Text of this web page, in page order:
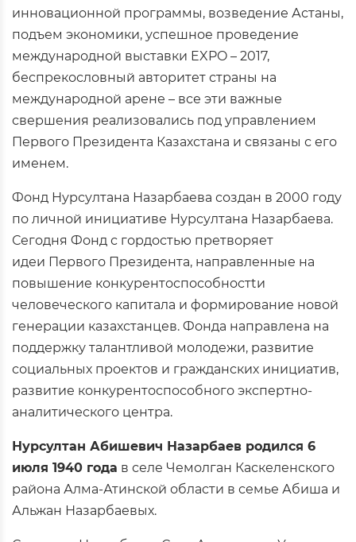
инновационной программы, возведение Астаны,
подъем экономики, успешное проведение
международной выставки EXPO – 2017,
беспрекословный авторитет страны на
международной арене – все эти важные
свершения реализовались под управлением
Первого Президента Казахстана и связаны с его
именем.
Фонд Нурсултана Назарбаева создан в 2000 году
по личной инициативе Нурсултана Назарбаева.
Сегодня Фонд с гордостью претворяет
идеи Первого Президента, направленные на
повышение конкурентоспособностtи
человеческого капитала и формирование новой
генерации казахстанцев. Фонда направлена на
поддержку талантливой молодежи, развитие
социальных проектов и гражданских инициатив,
развитие конкурентоспособного экспертно-
аналитического центра.
Нурсултан Абишевич Назарбаев родился 6
июля 1940 года в селе Чемолган Каскеленского
района Алма-Атинской области в семье Абиша и
Альжан Назарбаевых.